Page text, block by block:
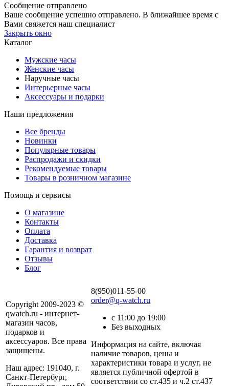
Сообщение отправлено
Ваше сообщение успешно отправлено. В ближайшее время с
Вами свяжется наш специалист
Закрыть окно
Каталог
Мужские часы
Женские часы
Наручные часы
Интерьерные часы
Аксессуары и подарки
Наши предложения
Все бренды
Новинки
Популярные товары
Распродажи и скидки
Рекомендуемые товары
Товары в розничном магазине
Помощь и сервисы
О магазине
Контакты
Оплата
Доставка
Гарантия и возврат
Отзывы
Блог
Copyright 2009-2023 ©
qwatch.ru - интернет-
магазин часов,
подарков и
аксессуаров. Все права
защищены.
Наш адрес: 191040, г.
Санкт-Петербург,
8(950)011-55-00
order@q-watch.ru
с 11:00 до 19:00
Без выходных
Информация на сайте, включая
наличие товаров, цены и
характеристики товара и услуг, не
является публичной офертой в
соответствии со ст.435 и ч.2 ст.437